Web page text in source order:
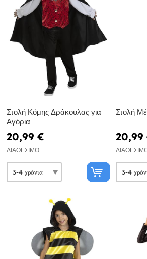
Στολή Κόμης Δράκουλας για
Αγόρια
20,99 €
ΔΙΑΘΈΣΙΜΟ
Στολή
20,99